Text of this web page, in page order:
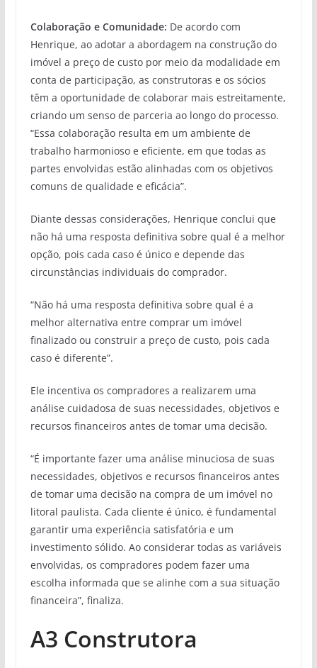
Colaboração e Comunidade: De acordo com
Henrique, ao adotar a abordagem na construção do
imóvel a preço de custo por meio da modalidade em
conta de participação, as construtoras e os sócios
têm a oportunidade de colaborar mais estreitamente,
criando um senso de parceria ao longo do processo.
“Essa colaboração resulta em um ambiente de
trabalho harmonioso e eficiente, em que todas as
partes envolvidas estão alinhadas com os objetivos
comuns de qualidade e eficácia”.
Diante dessas considerações, Henrique conclui que
não há uma resposta definitiva sobre qual é a melhor
opção, pois cada caso é único e depende das
circunstâncias individuais do comprador.
“Não há uma resposta definitiva sobre qual é a
melhor alternativa entre comprar um imóvel
finalizado ou construir a preço de custo, pois cada
caso é diferente”.
Ele incentiva os compradores a realizarem uma
análise cuidadosa de suas necessidades, objetivos e
recursos financeiros antes de tomar uma decisão.
“É importante fazer uma análise minuciosa de suas
necessidades, objetivos e recursos financeiros antes
de tomar uma decisão na compra de um imóvel no
litoral paulista. Cada cliente é único, é fundamental
garantir uma experiência satisfatória e um
investimento sólido. Ao considerar todas as variáveis
envolvidas, os compradores podem fazer uma
escolha informada que se alinhe com a sua situação
financeira”, finaliza.
A3 Construtora